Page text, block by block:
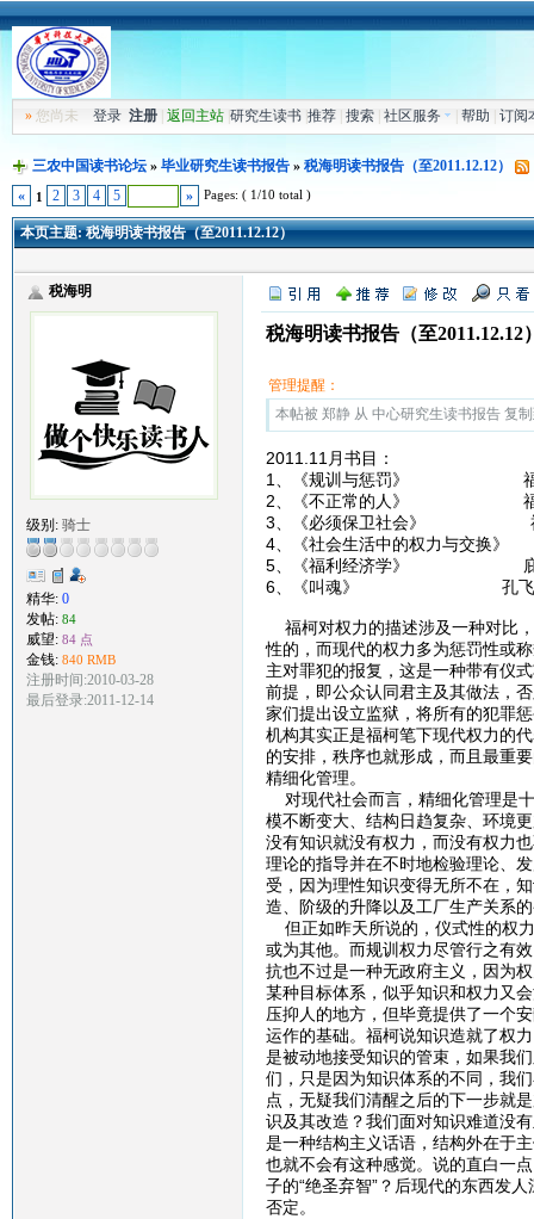
»您尚未 登录 注册| 返回主站| 研究生读书| 推荐| 搜索| 社区服务 帮助 订阅
三农中国读书论坛» 毕业研究生读书报告» 税海明读书报告（至2011.12.12）
«
1 2 3 4 5 » Pages: ( 1/10 total )
本页主题:税海明读书报告（至2011.12.12）
税海明
级别: 骑士
精华: 0
发帖: 84
威望: 84 点
金钱: 840 RMB
注册时间:2010-03-28
最后登录:2011-12-14
税海明读书报告（至2011.12.12
管理提醒：
本帖被 郑静 从 中心研究生读书报告 复
2011.11月书目：
1、《规训与惩罚》 福
2、《不正常的人》 福
3、《必须保卫社会》
4、《社会生活中的权力与交
5、《福利经济学》 庇
6、《叫魂》 孔飞
福柯对权力的描述涉及一种对比
性的，而现代的权力多为惩罚性或
主对罪犯的报复，这是一种带有仪
前提，即公众认同君主及其做法，
家们提出设立监狱，将所有的犯罪
机构其实正是福柯笔下现代权力的
的安排，秩序也就形成，而且最重
精细化管理。
对现代社会而言，精细化管理是
模不断变大、结构日趋复杂、环境
没有知识就没有权力，而没有权力
理论的指导并在不时地检验理论、
受，因为理性知识变得无所不在，
造、阶级的升降以及工厂生产关系
但正如昨天所说的，仪式性的权
或为其他。而规训权力尽管行之有
抗也不过是一种无政府主义，因为
某种目标体系，似乎知识和权力又
压抑人的地方，但毕竟提供了一个
运作的基础。福柯说知识造就了权
是被动地接受知识的管束，如果我
们，只是因为知识体系的不同，我
点，无疑我们清醒之后的下一步就
识及其改造？我们面对知识难道没
是一种结构主义话语，结构外在于
也就不会有这种感觉。说的直白一
子的“绝圣弃智”？后现代的东西发
否定。